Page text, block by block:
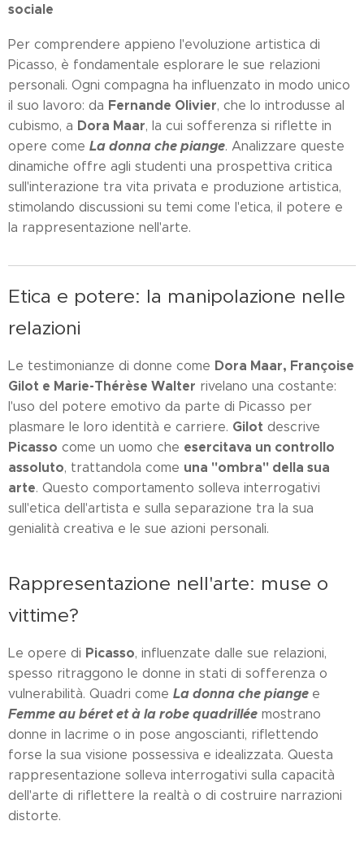
sociale
Per comprendere appieno l'evoluzione artistica di
Picasso, è fondamentale esplorare le sue relazioni
personali. Ogni compagna ha influenzato in modo unico
il suo lavoro: da Fernande Olivier, che lo introdusse al
cubismo, a Dora Maar, la cui sofferenza si riflette in
opere come La donna che piange. Analizzare queste
dinamiche offre agli studenti una prospettiva critica
sull'interazione tra vita privata e produzione artistica,
stimolando discussioni su temi come l'etica, il potere e
la rappresentazione nell'arte.
Etica e potere: la manipolazione nelle
relazioni
Le testimonianze di donne come Dora Maar, Françoise
Gilot e Marie-Thérèse Walter rivelano una costante:
l'uso del potere emotivo da parte di Picasso per
plasmare le loro identità e carriere. Gilot descrive
Picasso come un uomo che esercitava un controllo
assoluto, trattandola come una "ombra" della sua
arte. Questo comportamento solleva interrogativi
sull'etica dell'artista e sulla separazione tra la sua
genialità creativa e le sue azioni personali.
Rappresentazione nell'arte: muse o
vittime?
Le opere di Picasso, influenzate dalle sue relazioni,
spesso ritraggono le donne in stati di sofferenza o
vulnerabilità. Quadri come La donna che piange e
Femme au béret et à la robe quadrillée mostrano
donne in lacrime o in pose angoscianti, riflettendo
forse la sua visione possessiva e idealizzata. Questa
rappresentazione solleva interrogativi sulla capacità
dell'arte di riflettere la realtà o di costruire narrazioni
distorte.